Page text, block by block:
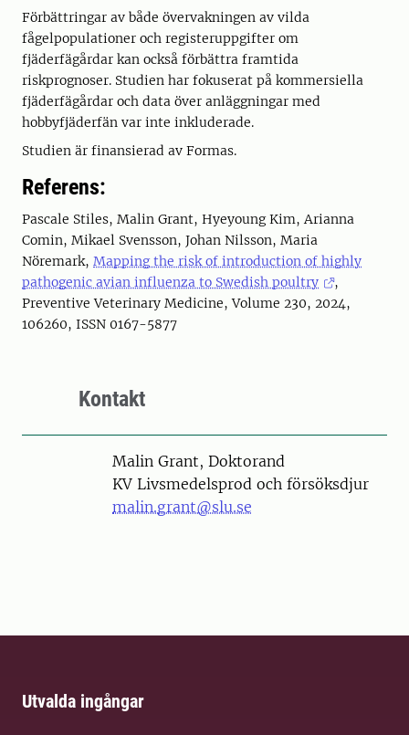
Förbättringar av både övervakningen av vilda
fågelpopulationer och registeruppgifter om
fjäderfägårdar kan också förbättra framtida
riskprognoser. Studien har fokuserat på kommersiella
fjäderfägårdar och data över anläggningar med
hobbyfjäderfän var inte inkluderade.
Studien är finansierad av Formas.
Referens:
Pascale Stiles, Malin Grant, Hyeyoung Kim, Arianna
Comin, Mikael Svensson, Johan Nilsson, Maria
Nöremark, Mapping the risk of introduction of highly
pathogenic avian influenza to Swedish poultry
,
Preventive Veterinary Medicine, Volume 230, 2024,
106260, ISSN 0167-5877
Kontakt
PersonMalin Grant, Doktorand
KV Livsmedelsprod och försöksdjur
malin.grant@slu.se
Utvalda ingångar